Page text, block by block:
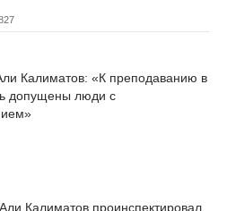
Калиматов проинспектировал